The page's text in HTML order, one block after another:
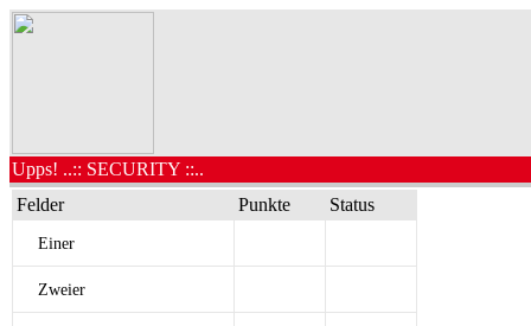
Upps! ..:: SECURITY ::..
Felder
Punkte Status
Einer
Zweier